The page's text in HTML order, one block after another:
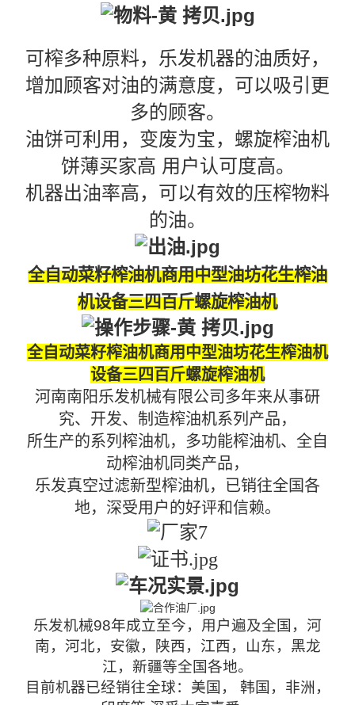
可榨多种原料， 乐发机器的油质好，
增加顾客对油的满意度，可以吸引更
多的顾客。
油饼可利用，变废为宝， 螺旋榨油机
饼薄买家高 用户认可度高。
机器出油率高， 可以有效的压榨物料
的油。
全自动菜籽榨油机商用中型油坊花生榨油
机设备三四百斤螺旋榨油机
全自动菜籽榨油机商用中型油坊花生榨油机
设备三四百斤螺旋榨油机
河南南阳乐发机械有限公司多年来从事研
究、开发、制造榨油机系列产品，
所生产的系列榨油机， 多功能榨油机、全自
动榨油机同类产品，
乐发真空过滤新型榨油机，已销往全国各
地，深受用户的好评和信赖。
乐发机械98年成立至今，用户遍及全国，河
南，河北，安徽，陕西，江西，山东，黑龙
江，新疆等全国各地。
目前机器已经销往全球：美国， 韩国，非洲，